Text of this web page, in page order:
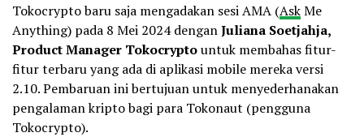
Tokocrypto baru saja mengadakan sesi AMA (AskMe
Anything) pada 8 Mei 2024 denganJuliana Soetjahja,
Product Manager Tokocryptountuk membahas fitur-
fitur terbaru yang ada di aplikasi mobile mereka versi
2.10. Pembaruan ini bertujuan untuk menyederhanakan
pengalaman kripto bagi para Tokonaut (pengguna
Tokocrypto).